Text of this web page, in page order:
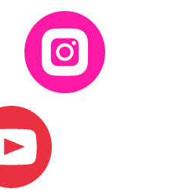
Twitter